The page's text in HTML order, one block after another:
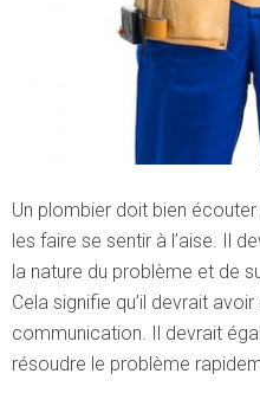
Un plombier doit bien
les faire se sentir à l’aise. Il
la nature du problème et de
Cela signifie qu’il devrait
communication. Il devrait
résoudre le problème